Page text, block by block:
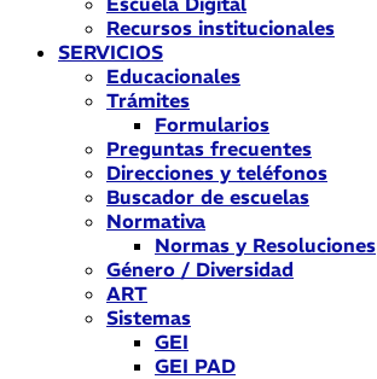
Recursos institucionales
SERVICIOS
Educacionales
Trámites
Formularios
Preguntas frecuentes
Direcciones y teléfonos
Buscador de escuelas
Normativa
Normas y Resoluciones
Género / Diversidad
ART
Sistemas
GEI
GEI PAD